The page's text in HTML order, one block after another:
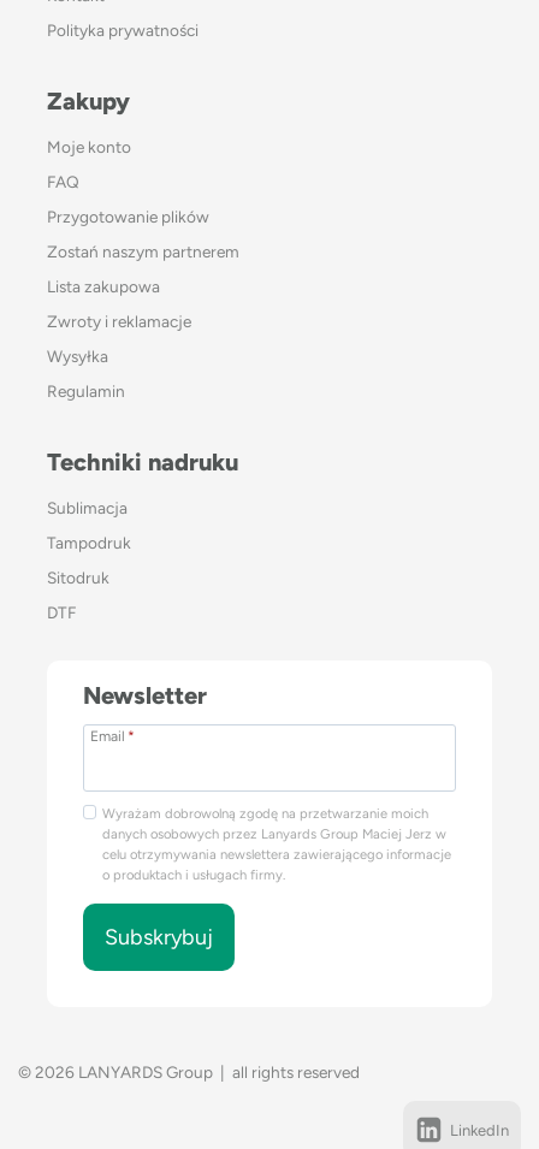
Polityka prywatności
Zakupy
Moje konto
FAQ
Przygotowanie plików
Zostań naszym partnerem
Lista zakupowa
Zwroty i reklamacje
Wysyłka
Regulamin
Techniki nadruku
Sublimacja
Tampodruk
Sitodruk
DTF
Newsletter
Email *
Wyrażam dobrowolną zgodę na przetwarzanie moich
danych osobowych przez Lanyards Group Maciej Jerz w
celu otrzymywania newslettera zawierającego informacje
o produktach i usługach firmy.
Subskrybuj
© 2026 LANYARDS Group | all rights reserved
LinkedIn